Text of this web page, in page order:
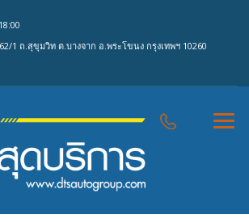
1 ถ.สุขุมวิท ต.บางจาก อ.พระโขนง กรุงเทพฯ 10260